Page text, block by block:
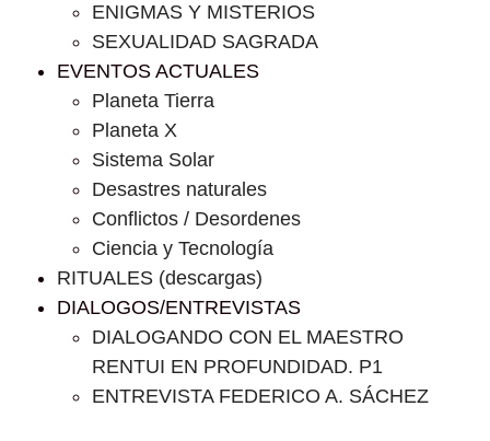
ENIGMAS Y MISTERIOS
SEXUALIDAD SAGRADA
EVENTOS ACTUALES
Planeta Tierra
Planeta X
Sistema Solar
Desastres naturales
Conflictos / Desordenes
Ciencia y Tecnología
RITUALES (descargas)
DIALOGOS/ENTREVISTAS
DIALOGANDO CON EL MAESTRO
RENTUI EN PROFUNDIDAD. P1
ENTREVISTA FEDERICO A. SÁCHEZ